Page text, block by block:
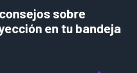
sobre
en tu bandeja